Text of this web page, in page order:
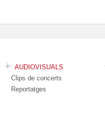
AUDIOVISUALS
Clips de concerts
Reportatges